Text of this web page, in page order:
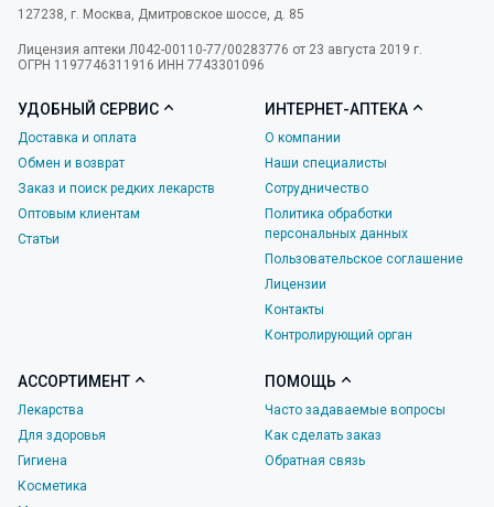
127238, г. Москва, Дмитровское шоссе, д. 85
Лицензия аптеки Л042-00110-77/00283776 от 23 августа 2019 г.
ОГРН 1197746311916 ИНН 7743301096
УДОБНЫЙ СЕРВИС
Доставка и оплата
Обмен и возврат
Заказ и поиск редких лекарств
Оптовым клиентам
Статьи
ИНТЕРНЕТ-АПТЕКА
О компании
Наши специалисты
Сотрудничество
Политика обработки
персональных данных
Пользовательское соглашение
Лицензии
Контакты
Контролирующий орган
АССОРТИМЕНТ
Лекарства
Для здоровья
Гигиена
Косметика
ПОМОЩЬ
Часто задаваемые вопросы
Как сделать заказ
Обратная связь